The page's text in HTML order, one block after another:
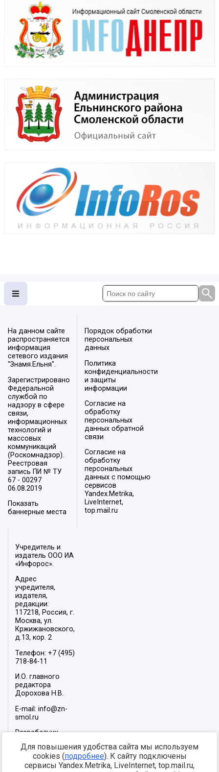
На данном сайте
распространяется
информация
сетевого издания
"Знамя.Ельня".
Зарегистрировано
Федеральной
службой по
надзору в сфере
связи,
информационных
технологий и
массовых
коммуникаций
(Роскомнадзор).
Реестровая
запись ПИ № ТУ
67 - 00297
06.08.2019
Показать
баннерные места
Порядок обработки
персональных
данных
Политика
конфиденциальности
и защиты
информации
Согласие на
обработку
персональных
данных обратной
связи
Согласие на
обработку
персональных
данных с помощью
сервисов
Yandex.Metrika,
LiveInternet,
top.mail.ru
Учредитель и
издатель ООО ИА
«Инфорос».
Адрес
учредителя,
издателя,
редакции:
117218, Россия, г.
Москва, ул.
Кржижановского,
д.13, кор. 2
Телефон: +7 (495)
718-84-11
И.О. главного
редактора
Дорохова Н.В.
E-mail: info@zn-
smol.ru
Разработчик
2026
Мы в социальных
Для повышения удобства сайта мы используем
cookies (подробнее). К сайту подключены
сервисы Yandex.Metrika, LiveInternet, top.mail.ru,